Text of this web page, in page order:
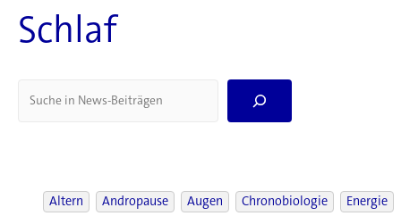
Schlaf
Altern
Andropause Augen Chronobiologie
Energie